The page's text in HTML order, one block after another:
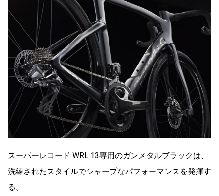
スーパーレコード WRL 13専用のガンメタルブラックは、
洗練されたスタイルでシャープなパフォーマンスを発揮す
る。